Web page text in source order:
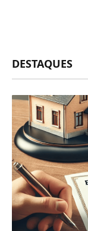
DESTAQUES